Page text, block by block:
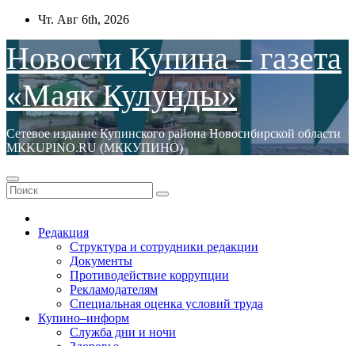
Перейти
содержимому
Чт. Авг 6th, 2026
Новости Купина – газета
«Маяк Кулунды»
Сетевое издание Купинского района Новосибирской области
МКKUPINO.RU (МККУПИНО)
Редакция
Структура и сотрудники редакции
Документы
Противодействие коррупции
Рекламодателям
Специальная оценка условий труда
Купино–информ
Служба дни и ночи